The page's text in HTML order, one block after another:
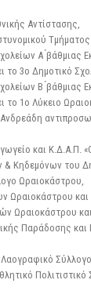
Αντίστασης,
Α ́βάθμιας
το 3ο Δημοτικό
Β ́βάθμιας
το 1ο Λύκειο
και Κ.Δ.Α.Π.
& Κηδεμόνων του
Ωραιοκάστρου,
Ωραιοκάστρου και
Ωραιοκάστρου
Παράδοσης και
Λαογραφικό
Πολιτιστικό